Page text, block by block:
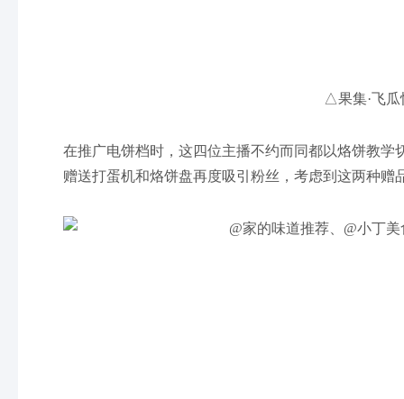
△果集·飞瓜
在推广电饼档时，这四位主播不约而同都以烙饼教
赠送打蛋机和烙饼盘再度吸引粉丝，考虑到这两种